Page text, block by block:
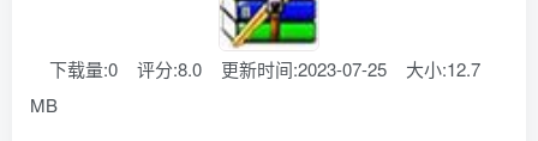
下载量:0 评分:8.0 更新时间:2023-07-25
大小:12.7
MB